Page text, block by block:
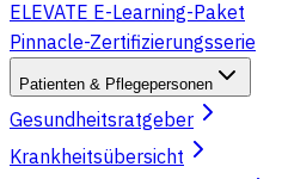
ELEVATE E-Learning-Paket
Pinnacle-Zertifizierungsserie
Patienten & Pflegepersonen
Gesundheitsratgeber
Krankheitsübersicht